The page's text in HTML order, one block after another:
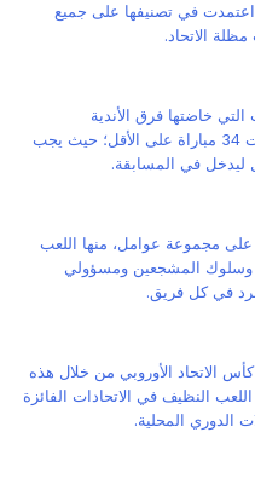
نيسان 2008؛ حيث اعتمدت في تصنيفها على جميع
الاتحاد.
خاضتها فرق الأندية
والمنتخبات التابعة لأي اتحاد وطني قد بلغت 34 مباراة على الأقل؛ حيث يجب
على مجموعة عوامل، منها اللعب
وسلوك المشجعين ومسؤولي
في كل فريق.
الاتحاد الأوروبي من خلال هذه
النظيف في الاتحادات الفائزة
الدوري المحلية.